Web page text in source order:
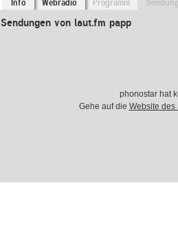
Info Webradio Programm
Sendungen von laut.fm papp
phonostar hat
Gehe auf die Website des